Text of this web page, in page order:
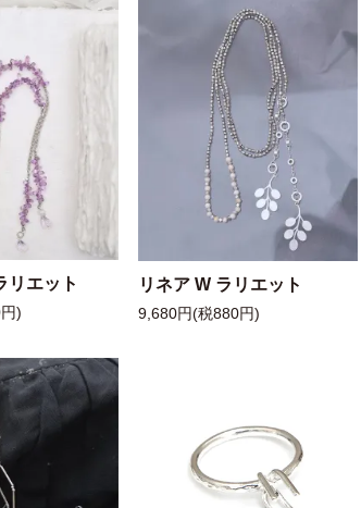
リエット
)
リネア W ラリエット
9,680円(税880円)